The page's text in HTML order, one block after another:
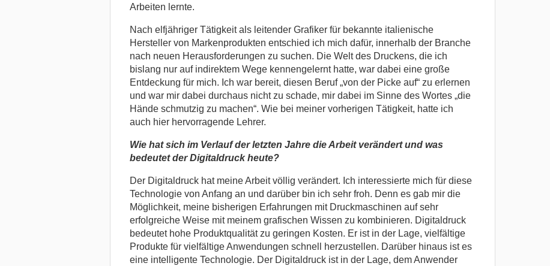
Arbeiten lernte.
Nach elfjähriger Tätigkeit als leitender Grafiker für bekannte italienische
Hersteller von Markenprodukten entschied ich mich dafür, innerhalb der Branche
nach neuen Herausforderungen zu suchen. Die Welt des Druckens, die ich
bislang nur auf indirektem Wege kennengelernt hatte, war dabei eine große
Entdeckung für mich. Ich war bereit, diesen Beruf „von der Picke auf“ zu erlernen
und war mir dabei durchaus nicht zu schade, mir dabei im Sinne des Wortes „die
Hände schmutzig zu machen“. Wie bei meiner vorherigen Tätigkeit, hatte ich
auch hier hervorragende Lehrer.
Wie hat sich im Verlauf der letzten Jahre die Arbeit verändert und was
bedeutet der Digitaldruck heute?
Der Digitaldruck hat meine Arbeit völlig verändert. Ich interessierte mich für diese
Technologie von Anfang an und darüber bin ich sehr froh. Denn es gab mir die
Möglichkeit, meine bisherigen Erfahrungen mit Druckmaschinen auf sehr
erfolgreiche Weise mit meinem grafischen Wissen zu kombinieren. Digitaldruck
bedeutet hohe Produktqualität zu geringen Kosten. Er ist in der Lage, vielfältige
Produkte für vielfältige Anwendungen schnell herzustellen. Darüber hinaus ist es
eine intelligente Technologie. Der Digitaldruck ist in der Lage, dem Anwender